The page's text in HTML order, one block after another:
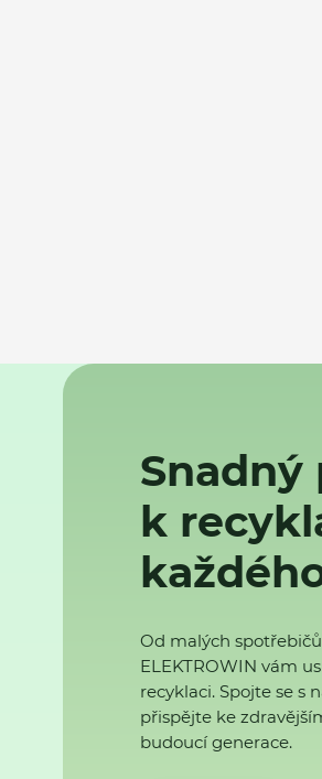
Snadný
k
Od malých
ELEKTROWIN vám
recyklaci. Spojte se s
přispějte ke
budoucí generace.